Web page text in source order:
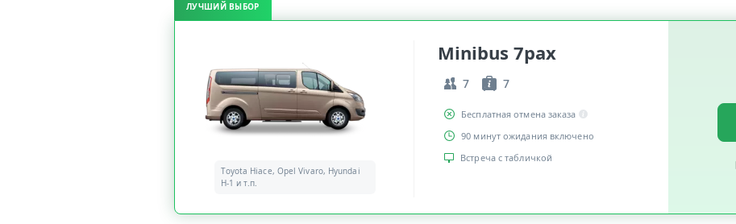
ЛУЧШИЙ ВЫБОР
Toyota Hiace, Opel Vivaro, Hyundai
H-1 и т.п.
Minibus 7pax
7 7
Бесплатная отмена заказа
90 минут ожидания включено
Встреча с табличкой